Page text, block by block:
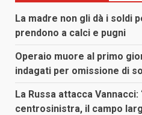
La madre non gli dà i soldi
prendono a calci e pugni
Operaio muore al primo
indagati per omissione di
La Russa attacca
centrosinistra, il campo